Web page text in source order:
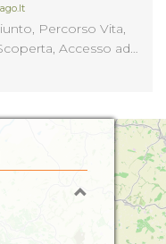
Percorso Vita,
Accesso ad
Frigo bar,
Attività
Comuni, Visite
Equitazione,
Inglese, Phon,
in camera
uso Singola, Attrezzi